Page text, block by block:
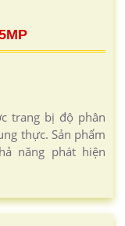
trang bị độ phân
thực. Sản phẩm
năng phát hiện